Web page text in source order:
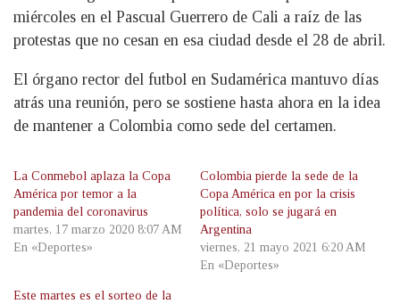
miércoles en el Pascual Guerrero de Cali a raíz de las
protestas que no cesan en esa ciudad desde el 28 de abril.
El órgano rector del futbol en Sudamérica mantuvo días
atrás una reunión, pero se sostiene hasta ahora en la idea
de mantener a Colombia como sede del certamen.
La Conmebol aplaza la Copa
América por temor a la
pandemia del coronavirus
martes, 17 marzo 2020 8:07 AM
En «Deportes»
Colombia pierde la sede de la
Copa América en por la crisis
política, solo se jugará en
Argentina
viernes, 21 mayo 2021 6:20 AM
En «Deportes»
Este martes es el sorteo de la